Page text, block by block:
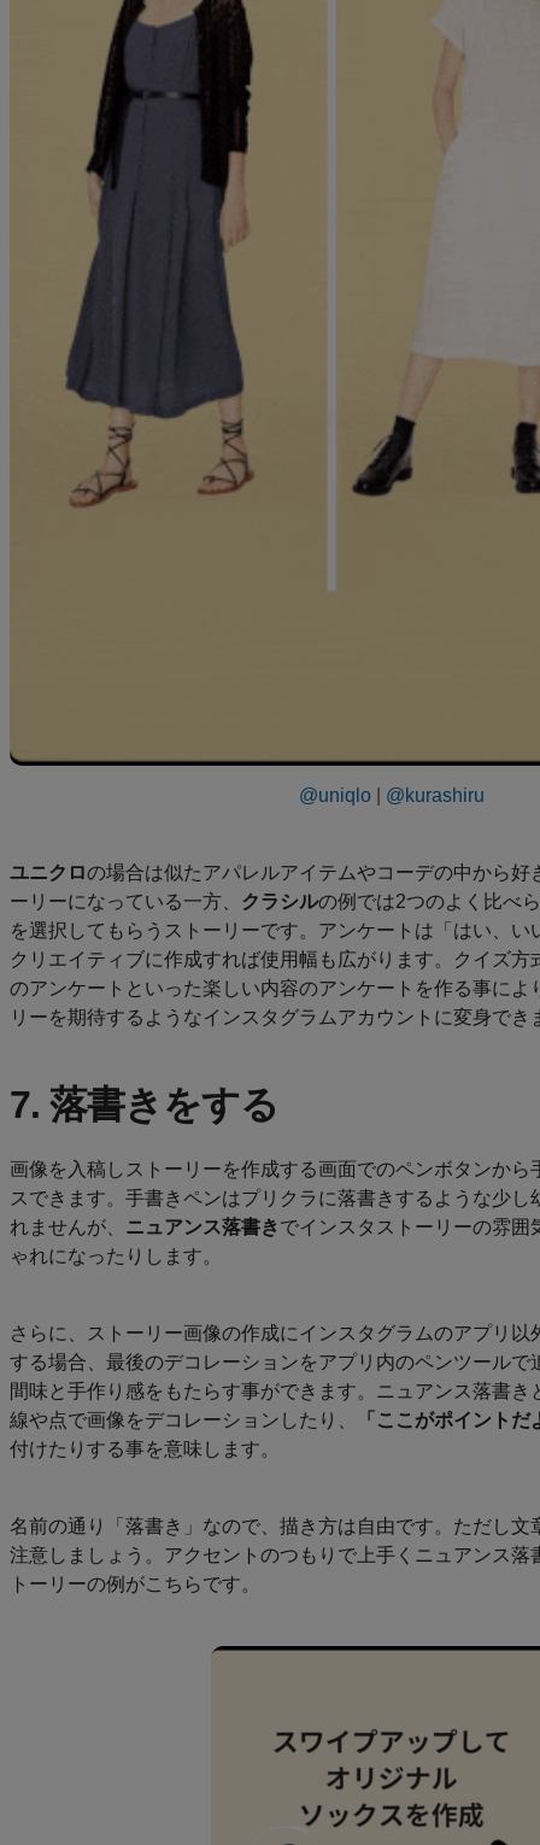
@uniqlo | @kurashiru
ユニクロの場合は似たアパレルアイテムやコーデの中から好
ーリーになっている一方、 クラシルの例では2つのよく比べ
を選択してもらうストーリーです。アンケートは「はい、
クリエイティブに作成すれば使用幅も広がります。クイズ
のアンケートといった楽しい内容のアンケートを作る事によ
リーを期待するようなインスタグラムアカウントに変身でき
7. 落書きをする
画像を入稿しストーリーを作成する画面でのペンボタンか
スできます。手書きペンはプリクラに落書きするような少
れませんが、 ニュアンス落書きでインスタストーリーの雰
ゃれになったりします。
さらに、ストーリー画像の作成にインスタグラムのアプリ以
する場合、最後のデコレーションをアプリ内のペンツールで
間味と手作り感をもたらす事ができます。ニュアンス落書
線や点で画像をデコレーションしたり、
「ここがポイントだ
付けたりする事を意味します。
名前の通り「落書き」なので、描き方は自由です。ただし文
注意しましょう。アクセントのつもりで上手くニュアンス落
トーリーの例がこちらです。